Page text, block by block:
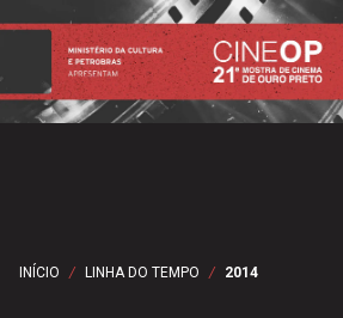
INÍCIO / LINHA DO TEMPO / 2014